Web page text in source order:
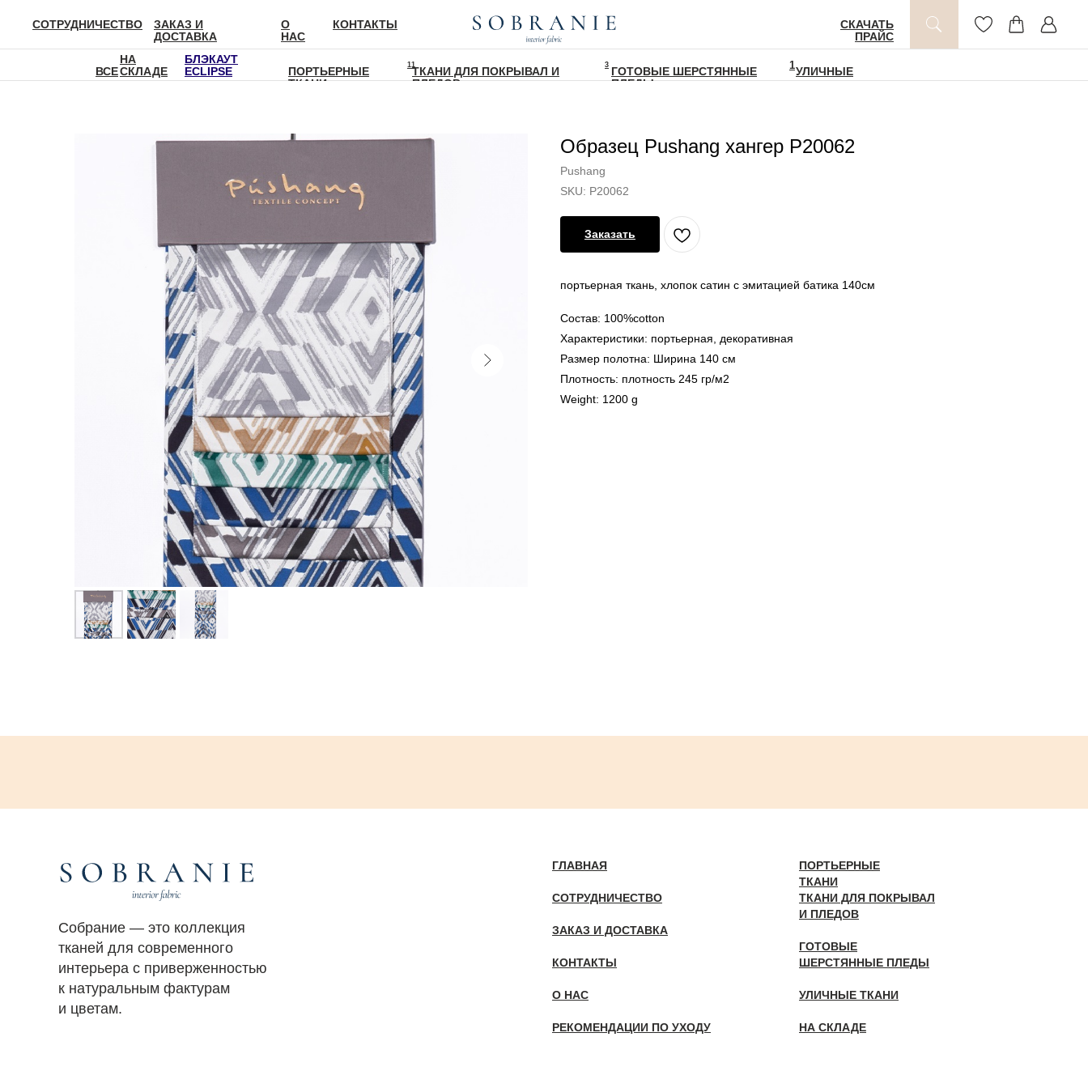
СОТРУДНИЧЕСТВО
ЗАКАЗ И
ДОСТАВКА
О
НАС
КОНТАКТЫ
СКАЧАТЬ
ПРАЙС
ВСЕ
НА
СКЛАДЕ
БЛЭКАУТ
ECLIPSE
ПОРТЬЕРНЫЕ
ТКАНИ
11ТКАНИ ДЛЯ ПОКРЫВАЛ И
ПЛЕДОВ
3 ГОТОВЫЕ ШЕРСТЯННЫЕ
ПЛЕДЫ
1УЛИЧНЫЕ
Образец Pushang хангер P20062
Pushang
SKU: P20062
Заказать
портьерная ткань, хлопок сатин с эмитацией батика 140см
Состав: 100%cotton
Характеристики: портьерная, декоративная
Размер полотна: Ширина 140 см
Плотность: плотность 245 гр/м2
Weight: 1200 g
Собрание — это коллекция
тканей для современного
интерьера с приверженностью
к натуральным фактурам
и цветам.
ГЛАВНАЯ
СОТРУДНИЧЕСТВО
ЗАКАЗ И ДОСТАВКА
КОНТАКТЫ
О НАС
ПОРТЬЕРНЫЕ
ТКАНИ
ТКАНИ ДЛЯ ПОКРЫВАЛ
И ПЛЕДОВ
ГОТОВЫЕ
ШЕРСТЯННЫЕ ПЛЕДЫ
УЛИЧНЫЕ ТКАНИ
НА СКЛАДЕ
РЕКОМЕНДАЦИИ ПО УХОДУ